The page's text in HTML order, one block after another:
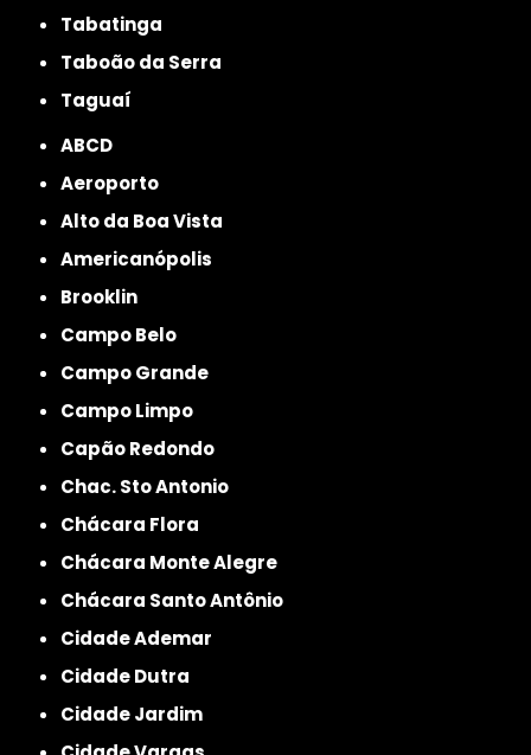
Tabatinga
Taboão da Serra
Taguaí
ABCD
Aeroporto
Alto da Boa Vista
Americanópolis
Brooklin
Campo Belo
Campo Grande
Campo Limpo
Capão Redondo
Chac. Sto Antonio
Chácara Flora
Chácara Monte Alegre
Chácara Santo Antônio
Cidade Ademar
Cidade Dutra
Cidade Jardim